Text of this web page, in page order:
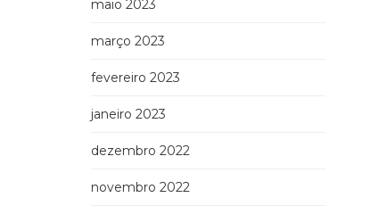
maio 2023
março 2023
fevereiro 2023
janeiro 2023
dezembro 2022
novembro 2022